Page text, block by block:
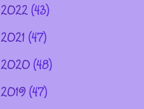
2022(43)
2021 (47)
2020(48)
2019(47)